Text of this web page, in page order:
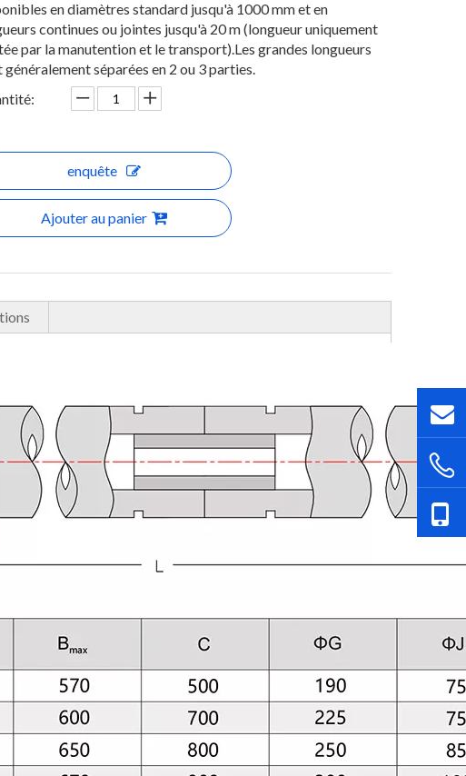
en diamètres standard jusqu'à 1000 mm et en
continues ou jointes jusqu'à 20 m (longueur uniquement
par la manutention et le transport).Les grandes longueurs
généralement séparées en 2 ou 3 parties.
enquête
Ajouter au panier